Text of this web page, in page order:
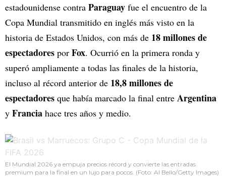
estadounidense contra Paraguay fue el encuentro de la
Copa Mundial transmitido en inglés más visto en la
historia de Estados Unidos, con más de 18 millones de
espectadores por Fox. Ocurrió en la primera ronda y
superó ampliamente a todas las finales de la historia,
incluso al récord anterior de 18,8 millones de
espectadores que había marcado la final entre Argentina
y Francia hace tres años y medio.
El Mundial 2026 ya empuja precios récord y convierte las entradas
premium para la final en un lujo para pocos. (Foto: Al Bello/Getty Images)